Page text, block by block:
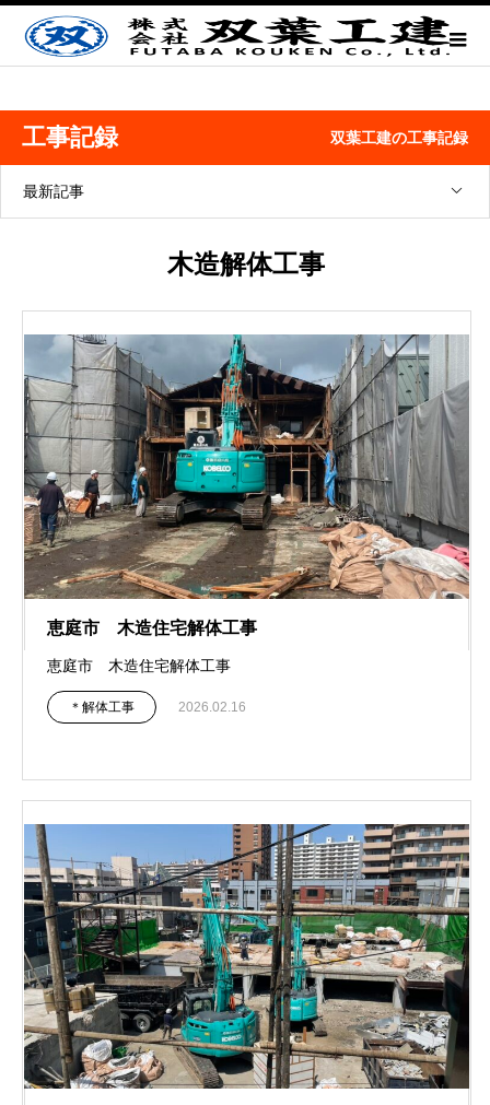
工事記録 双葉工建の工事記録
最新記事
木造解体工事
恵庭市 木造住宅解体工事
恵庭市 木造住宅解体工事
＊解体工事 2026.02.16